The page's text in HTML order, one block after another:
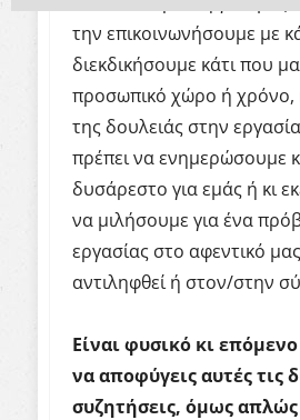
την επικοινωνήσουμε με
διεκδικήσουμε κάτι που
προσωπικό χώρο ή χρόνο,
της δουλειάς στην
πρέπει να ενημερώσουμε
δυσάρεστο για εμάς ή κι
να μιλήσουμε για ένα
εργασίας στο αφεντικό
αντιληφθεί ή στον/στην
Είναι φυσικό κι
να αποφύγεις αυτές τις
συζητήσεις, όμως απλώς